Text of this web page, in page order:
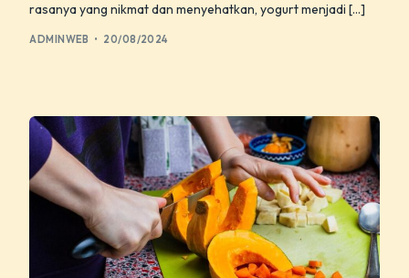
rasanya yang nikmat dan menyehatkan, yogurt menjadi […]
ADMINWEB 20/08/2024